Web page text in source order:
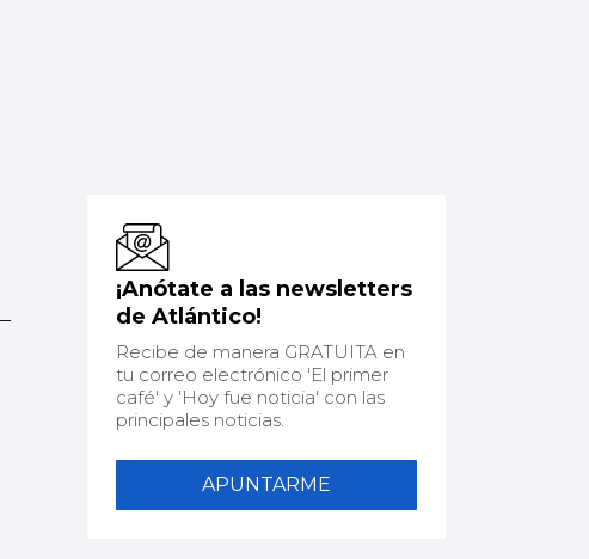
¡Anótate a las newsletters
de Atlántico!
Recibe de manera GRATUITA en
tu correo electrónico 'El primer
café' y 'Hoy fue noticia' con las
principales noticias.
APUNTARME